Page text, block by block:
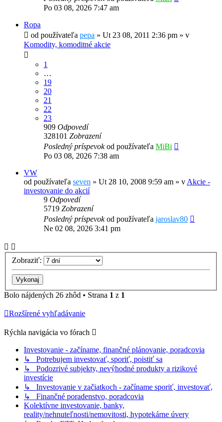
Po 03 08, 2026 7:47 am
Ropa
od používateľa pepa » Ut 23 08, 2011 2:36 pm » v
Komodity, komoditné akcie
1
…
19
20
21
22
23
909 Odpovedí
328101 Zobrazení
Posledný príspevokod používateľa MiBi
Po 03 08, 2026 7:38 am
VW
od používateľa seven » Ut 28 10, 2008 9:59 am » vAkcie -
investovanie do akcií
9 Odpovedí
5719 Zobrazení
Posledný príspevokod používateľa jaroslav80
Ne 02 08, 2026 3:41 pm
Zobraziť:
Bolo nájdených 26 zhôd • Strana 1 z 1
Rozšírené vyhľadávanie
Rýchla navigácia vo fórach
Investovanie - začíname, finančné plánovanie, poradcovia
↳ Potrebujem investovať, sporiť, poistiť sa
↳ Podozrivé subjekty, nevýhodné produkty a rizikové
investície
↳ Investovanie v začiatkoch - začíname sporiť, investovať,
↳ Finančné poradenstvo, poradcovia
Kolektívne investovanie, banky,
reality/nehnuteľnosti/nemovitosti, hypotekárne úvery